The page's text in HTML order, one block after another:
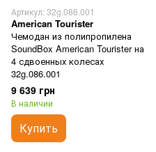
Артикул: 32g.086.001
American Tourister
Чемодан из полипропилена
SoundBox American Tourister на
4 сдвоенных колесах
32g.086.001
9 639 грн
В наличии
Купить